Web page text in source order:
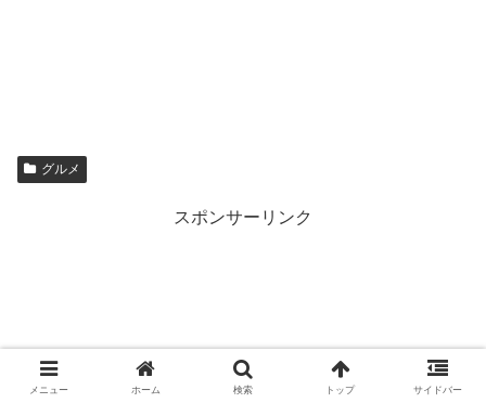
グルメ
スポンサーリンク
メニュー ホーム 検索 トップ サイドバー